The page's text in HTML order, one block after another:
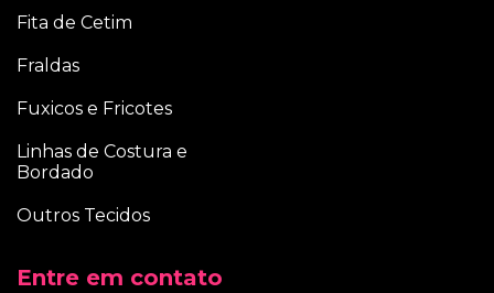
Fita de Cetim
Fraldas
Fuxicos e Fricotes
Linhas de Costura e
Bordado
Outros Tecidos
Entre em contato